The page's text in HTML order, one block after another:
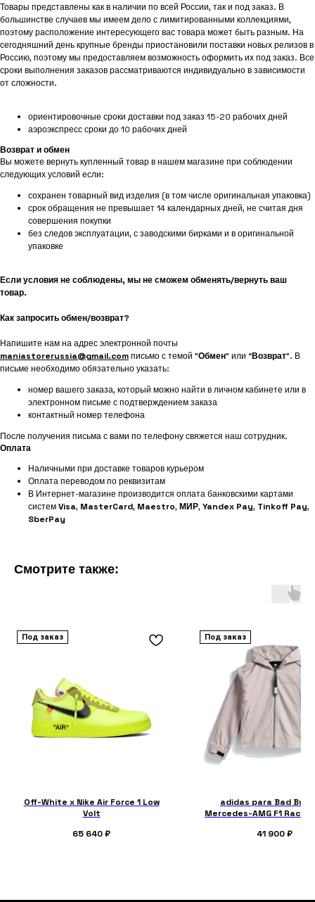
Товары представлены как в наличии по всей России, так и под заказ. В
большинстве случаев мы имеем дело с лимитированными коллекциями,
поэтому расположение интересующего вас товара может быть разным. На
сегодняшний день крупные бренды приостановили поставки новых релизов в
Россию, поэтому мы предоставляем возможность оформить их под заказ. Все
сроки выполнения заказов рассматриваются индивидуально в зависимости
от сложности.
ориентировочные сроки доставки под заказ 15-20 рабочих дней
аэроэкспресс сроки до 10 рабочих дней
Возврат и обмен
Вы можете вернуть купленный товар в нашем магазине при соблюдении
следующих условий если:
сохранен товарный вид изделия (в том числе оригинальная упаковка)
срок обращения не превышает 14 календарных дней, не считая дня
совершения покупки
без следов эксплуатации, с заводскими бирками и в оригинальной
упаковке
Если условия не соблюдены, мы не сможем обменять/вернуть ваш
товар.
Как запросить обмен/возврат?
Напишите нам на адрес электронной почты
maniastorerussia@gmail.comписьмо с темой "Обмен" или “Возврат”. В
письме необходимо обязательно указать:
номер вашего заказа, который можно найти в личном кабинете или в
электронном письме с подтверждением заказа
контактный номер телефона
После получения письма с вами по телефону свяжется наш сотрудник.
Оплата
Наличными при доставке товаров курьером
Оплата переводом по реквизитам
В Интернет-магазине производится оплата банковскими картами
системVisa, MasterCard, Maestro, МИР, Yandex Pay, Tinkoff Pay,
SberPay
Смотрите также:
Под заказ
Off-White x Nike Air Force 1 Low
Volt
65 640₽
Под заказ
adidas para Bad
Mercedes-AMG F1
41 900 ₽